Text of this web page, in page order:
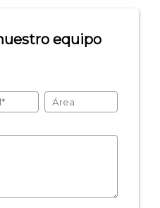
humanos
de cliente
equipo